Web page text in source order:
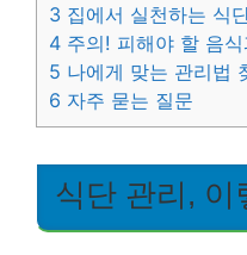
3 집에서 실천하는 식
4 주의! 피해야 할 음
5 나에게 맞는 관리법
6 자주 묻는 질문
식단 관리, 이